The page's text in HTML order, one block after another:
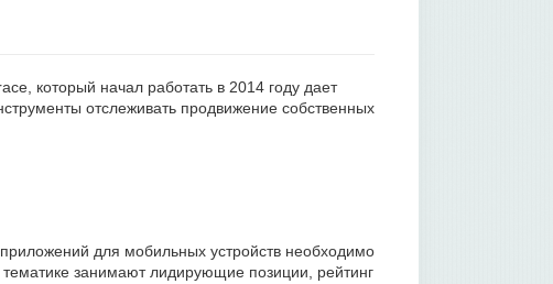
который начал работать в 2014 году дает
отслеживать продвижение собственных
для мобильных устройств необходимо
занимают лидирующие позиции, рейтинг